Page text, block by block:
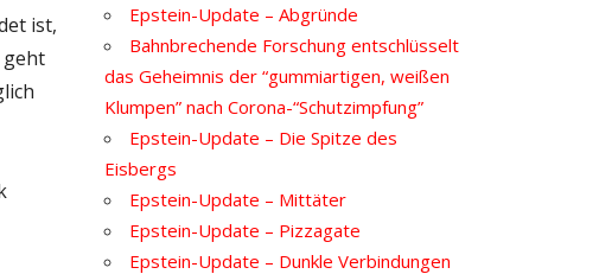
ist,
geht
Epstein-Update – Abgründe
Bahnbrechende Forschung entschlüsselt
das Geheimnis der “gummiartigen, weißen
Klumpen” nach Corona-“Schutzimpfung”
Epstein-Update – Die Spitze des
Eisbergs
Epstein-Update – Mittäter
Epstein-Update – Pizzagate
Epstein-Update – Dunkle Verbindungen